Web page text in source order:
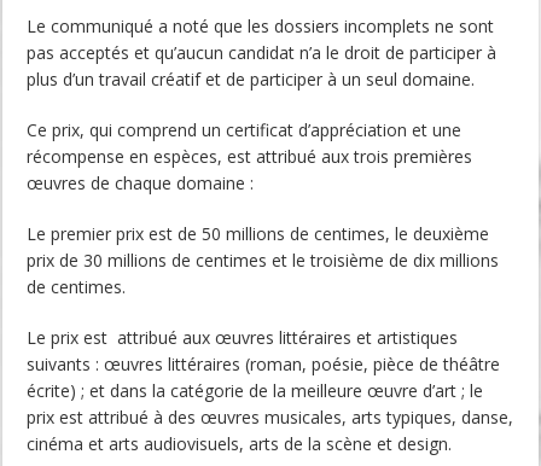
Le communiqué a noté que les dossiers incomplets ne sont
pas acceptés et qu’aucun candidat n’a le droit de participer à
plus d’un travail créatif et de participer à un seul domaine.
Ce prix, qui comprend un certificat d’appréciation et une
récompense en espèces, est attribué aux trois premières
œuvres de chaque domaine :
Le premier prix est de 50 millions de centimes, le deuxième
prix de 30 millions de centimes et le troisième de dix millions
de centimes.
Le prix est attribué aux œuvres littéraires et artistiques
suivants : œuvres littéraires (roman, poésie, pièce de théâtre
écrite) ; et dans la catégorie de la meilleure œuvre d’art ; le
prix est attribué à des œuvres musicales, arts typiques, danse,
cinéma et arts audiovisuels, arts de la scène et design.